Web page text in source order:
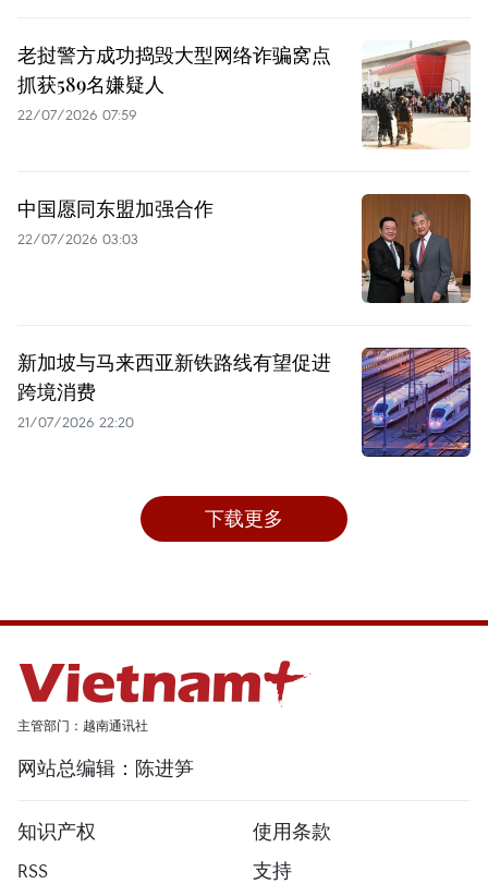
老挝警方成功捣毁大型网络诈骗窝点
抓获589名嫌疑人
22/07/2026 07:59
中国愿同东盟加强合作
22/07/2026 03:03
新加坡与马来西亚新铁路线有望促进
跨境消费
21/07/2026 22:20
下载更多
主管部门：越南通讯社
网站总编辑：陈进笋
知识产权
使用条款
RSS
支持